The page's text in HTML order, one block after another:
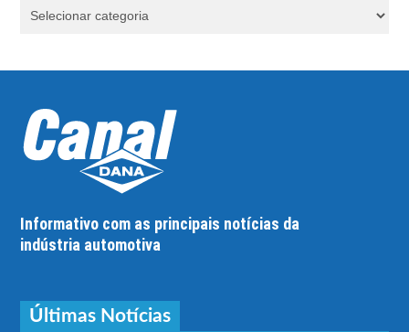
Informativo com as principais notícias da
indústria automotiva
Últimas Notícias